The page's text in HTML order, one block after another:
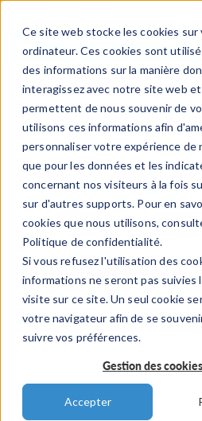
Ce site web stocke les cookies sur
ordinateur. Ces cookies sont
des informations sur la manière
interagissez avec notre site web
permettent de nous souvenir de
utilisons ces informations afin
personnaliser votre expérience de
que pour les données et les
concernant nos visiteurs à la fois
sur d'autres supports. Pour en
cookies que nous utilisons,
Politique de confidentialité.
Si vous refusez l'utilisation des
informations ne seront pas suivies
visite sur ce site. Un seul cookie
votre navigateur afin de se
suivre vos préférences.
Gestion des cookies
Accepter
Discussion Forum
This forum post
viewed
The post you are trying to
Possible reasons: